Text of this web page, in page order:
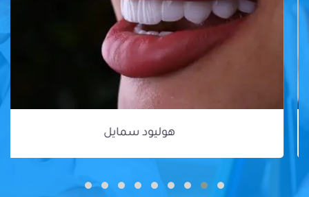
هوليود سمايل